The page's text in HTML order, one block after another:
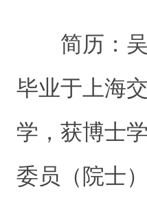
简历：吴
毕业于上海
学，获博士
委员（院士